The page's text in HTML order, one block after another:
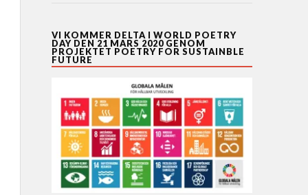
VI KOMMER DELTA I WORLD POETRY
DAY DEN 21 MARS 2020 GENOM
PROJEKTET POETRY FOR SUSTAINBLE
FUTURE